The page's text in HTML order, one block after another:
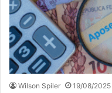
Wilson Spiler 19/08/2025